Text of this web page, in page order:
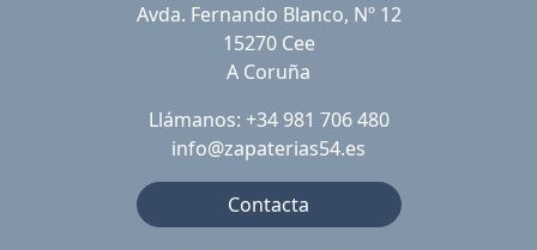
Avda. Fernando Blanco, Nº 12
15270 Cee
A Coruña
Llámanos: +34 981 706 480
info@zapaterias54.es
Contacta